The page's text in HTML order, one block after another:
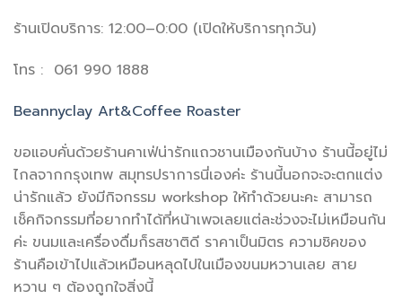
ร้านเปิดบริการ: 12:00–0:00 (เปิดให้บริการทุกวัน)
โทร : 061 990 1888
Beannyclay Art&Coffee Roaster
ขอแอบคั่นด้วยร้านคาเฟ่น่ารักแถวชานเมืองกันบ้าง ร้านนี้อยู่ไม่
ไกลจากกรุงเทพ สมุทรปราการนี่เองค่ะ ร้านนี้นอกจะจะตกแต่ง
น่ารักแล้ว ยังมีกิจกรรม workshop ให้ทำด้วยนะคะ สามารถ
เช็คกิจกรรมที่อยากทำได้ที่หน้าเพจเลยแต่ละช่วงจะไม่เหมือนกัน
ค่ะ ขนมและเครื่องดื่มก็รสชาติดี ราคาเป็นมิตร ความชิคของ
ร้านคือเข้าไปแล้วเหมือนหลุดไปในเมืองขนมหวานเลย สาย
หวาน ๆ ต้องถูกใจสิ่งนี้